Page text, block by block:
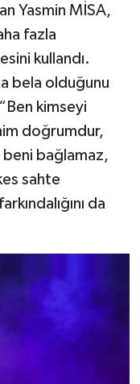
Yasmin MİSA,
fazla
kullandı.
bela olduğunu
kimseyi
doğrumdur,
beni bağlamaz,
sahte
da